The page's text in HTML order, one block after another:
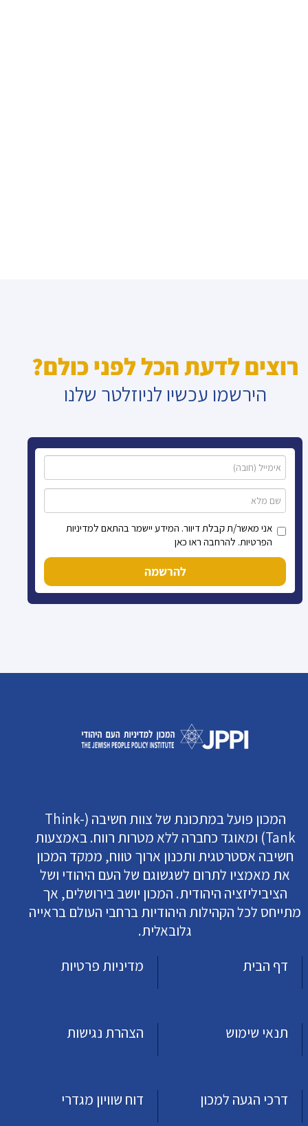
רוצים לדעת הכל לפני כולם?
הירשמו עכשיו לניוזלטר שלנו
אני מאשר/ת קבלת דיוור. המידע יישמר בהתאם למדיניות
הפרטיות. להרחבה ראו כאן
להרשמה
המכון פועל במתכונת של צוות חשיבה (Think-
Tank) ומאוגד כחברה ללא מטרות רווח. באמצעות
חשיבה אסטרטגית ותכנון ארוך טווח, ממקד המכון
את מאמציו לתרום לשגשוגם של העם היהודי ושל
הציביליזציה היהודית. המכון יושב בירושלים, אך
מתייחס לכל הקהילות היהודיות ברחבי העולם בראייה
גלובאלית.
דף הבית
מדיניות פרטיות
תנאי שימוש הצהרת נגישות
דרכי הגעה למכון דוח שוויון מגדרי